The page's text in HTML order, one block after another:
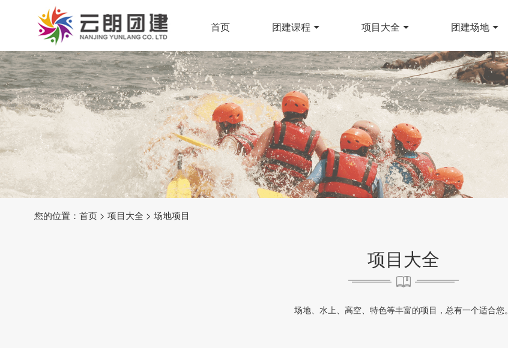
首页 团建课程 项目大全 团建场地
您的位置： 首页 > 项目大全 > 场地项目
项目大全
场地、水上、高空、特色等丰富的项目，总有一个适合您。